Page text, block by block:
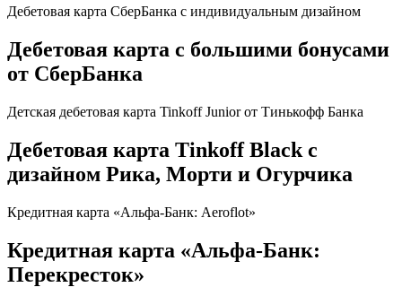
Дебетовая карта СберБанка с индивидуальным дизайном
Дебетовая карта с большими бонусами
от СберБанка
Детская дебетовая карта Tinkoff Junior от Тинькофф Банка
Дебетовая карта Tinkoff Black с
дизайном Рика, Морти и Огурчика
Кредитная карта «Альфа-Банк: Aeroflot»
Кредитная карта «Альфа-Банк:
Перекресток»